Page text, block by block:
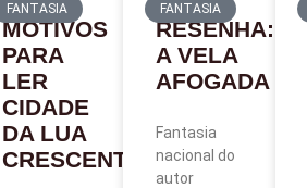
FANTASIA
MOTIVOS
PARA
LER
CIDADE
DA LUA
CRESCENTE
FANTASIA
RESENHA:
A VELA
AFOGADA
Fantasia
nacional do
autor